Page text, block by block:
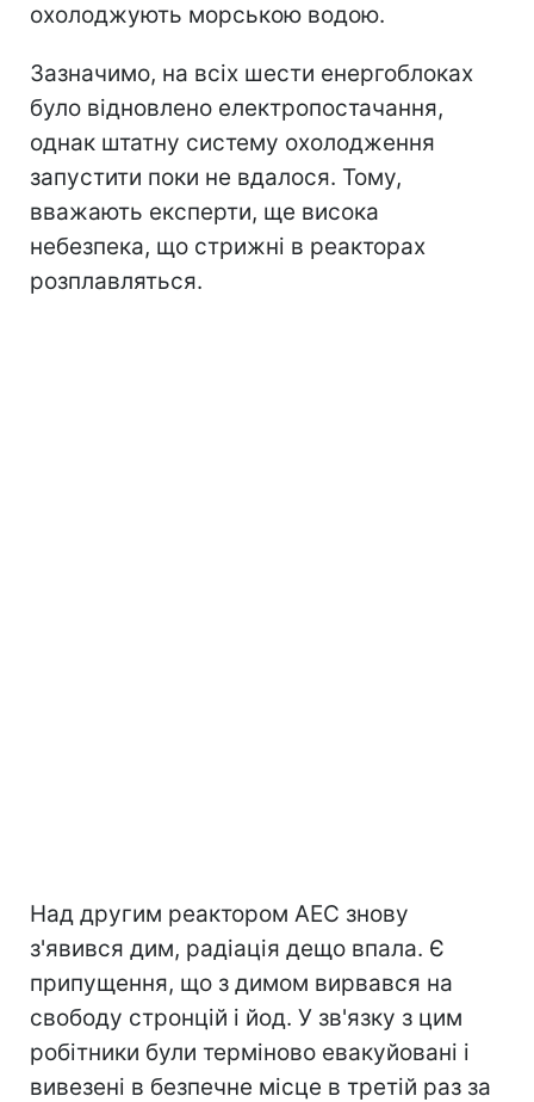
охолоджують морською водою.
Зазначимо, на всіх шести енергоблоках
було відновлено електропостачання,
однак штатну систему охолодження
запустити поки не вдалося. Тому,
вважають експерти, ще висока
небезпека, що стрижні в реакторах
розплавляться.
Над другим реактором АЕС знову
з'явився дим, радіація дещо впала. Є
припущення, що з димом вирвався на
свободу стронцій і йод. У зв'язку з цим
робітники були терміново евакуйовані і
вивезені в безпечне місце в третій раз за